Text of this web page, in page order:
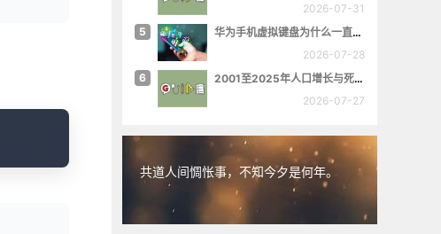
2026-07-31
5
华为手机虚拟键盘为什么一直跳出来
2026-07-28
6
2001至2025年人口增长与死亡数量概览
2026-07-27
共道人间惆怅事，不知今夕是何年。